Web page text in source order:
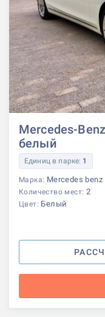
Mercedes-
белый
Единиц в парке: 1
Марка: Mercedes benz
Количество мест: 2
Цвет: Белый